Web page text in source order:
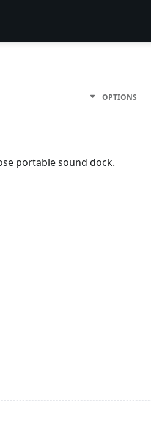
OPTIONS
portable sound dock.